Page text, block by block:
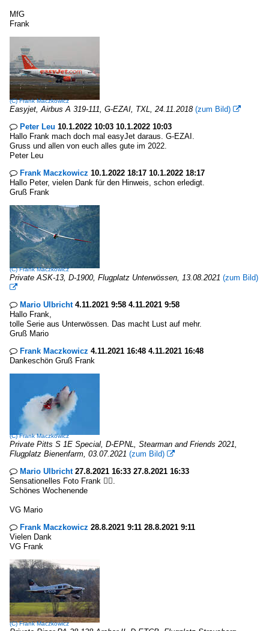
MfG
Frank
(C)Frank Maczkowicz
Easyjet, Airbus A 319-111, G-EZAI, TXL, 24.11.2018 (zum Bild) 
 Peter Leu 10.1.2022 10:03 10.1.2022 10:03
Hallo Frank mach doch mal easyJet daraus. G-EZAI.
Gruss und allen von euch alles gute im 2022.
Peter Leu
 Frank Maczkowicz 10.1.2022 18:17 10.1.2022 18:17
Hallo Peter, vielen Dank für den Hinweis, schon erledigt.
Gruß Frank
(C)Frank Maczkowicz
Private ASK-13, D-1900, Flugplatz Unterwössen, 13.08.2021 (zum Bild)

 Mario Ulbricht4.11.2021 9:58 4.11.2021 9:58
Hallo Frank,
tolle Serie aus Unterwössen. Das macht Lust auf mehr.
Gruß Mario
 Frank Maczkowicz 4.11.2021 16:48 4.11.2021 16:48
Dankeschön Gruß Frank
(C)Frank Maczkowicz
Private Pitts S 1E Special, D-EPNL, Stearman and Friends 2021,
Flugplatz Bienenfarm, 03.07.2021 (zum Bild) 
 Mario Ulbricht27.8.2021 16:33 27.8.2021 16:33
Sensationelles Foto Frank 👍🏼.
Schönes Wochenende
VG Mario
 Frank Maczkowicz 28.8.2021 9:11 28.8.2021 9:11
Vielen Dank
VG Frank
(C)Frank Maczkowicz